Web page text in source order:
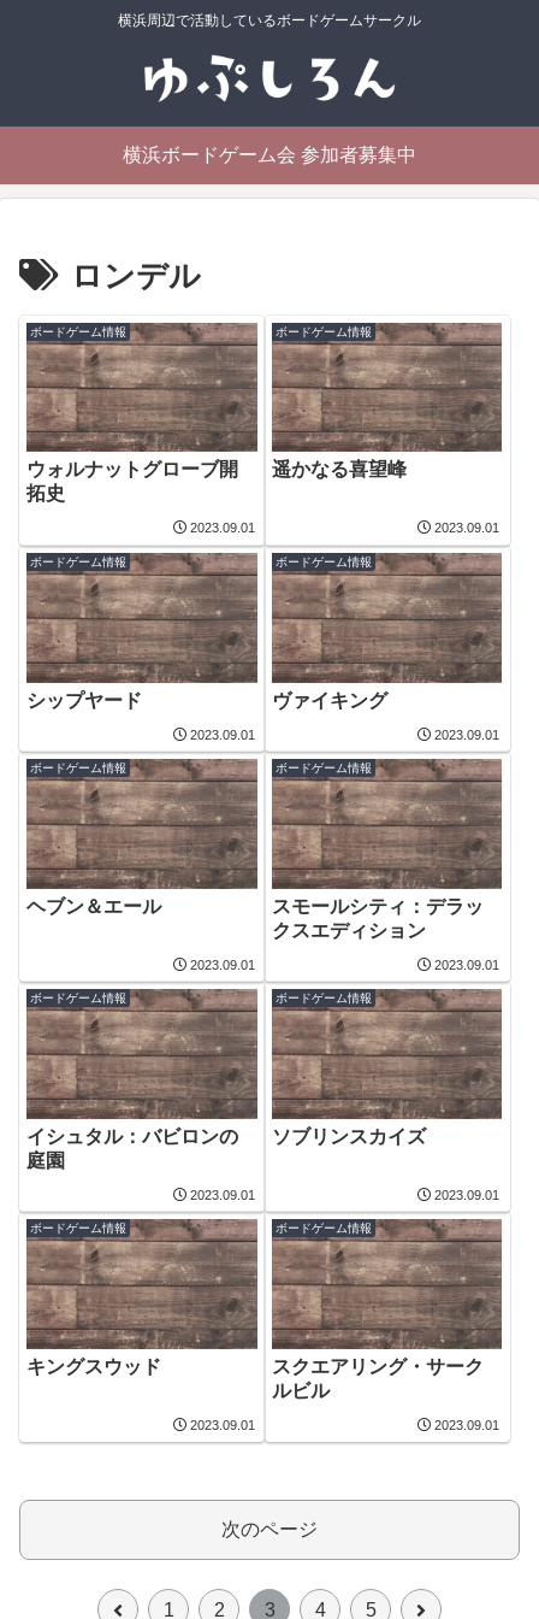
横浜周辺で活動しているボードゲームサークル
横浜ボードゲーム会 参加者募集中
ロンデル
ボードゲーム情報
ウォルナットグローブ開
拓史
2023.09.01
ボードゲーム情報
遥かなる喜望峰
2023.09.01
ボードゲーム情報
シップヤード
2023.09.01
ボードゲーム情報
ヴァイキング
2023.09.01
ボードゲーム情報
ヘブン＆エール
2023.09.01
ボードゲーム情報
スモールシティ：デラッ
クスエディション
2023.09.01
ボードゲーム情報
イシュタル：バビロンの
庭園
2023.09.01
ボードゲーム情報
ソブリンスカイズ
2023.09.01
ボードゲーム情報
キングスウッド
2023.09.01
ボードゲーム情報
スクエアリング・サーク
ルビル
2023.09.01
次のページ
前 1 2 3 4 5 次